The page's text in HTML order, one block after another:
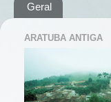
Geral
ARATUBA ANTIGA